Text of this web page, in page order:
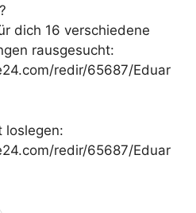
dich 16 verschiedene
rausgesucht:
redir/65687/Eduar
loslegen:
redir/65687/Eduar